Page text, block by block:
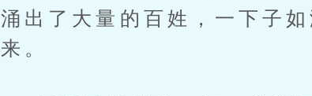
涌出了大量的百姓，一下子
来。